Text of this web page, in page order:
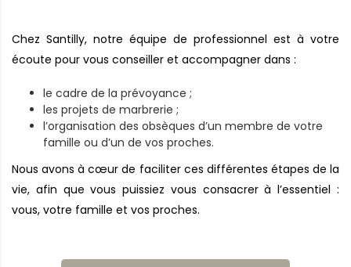
Chez Santilly, notre équipe de professionnel est à votre
écoute pour vous conseiller et accompagner dans :
le cadre de la prévoyance ;
les projets de marbrerie ;
l’organisation des obsèques d’un membre de votre
famille ou d’un de vos proches.
Nous avons à cœur de faciliter ces différentes étapes de la
vie, afin que vous puissiez vous consacrer à l’essentiel :
vous, votre famille et vos proches.